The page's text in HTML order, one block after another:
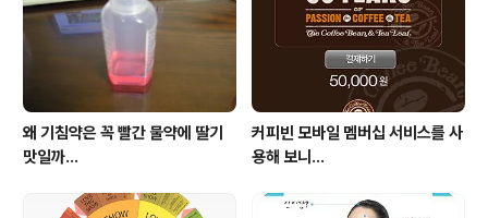
왜 기침약은 꼭 빨간 물약에 딸기
맛일까...
커피빈 모바일 멤버십 서비스를 사
용해 보니...